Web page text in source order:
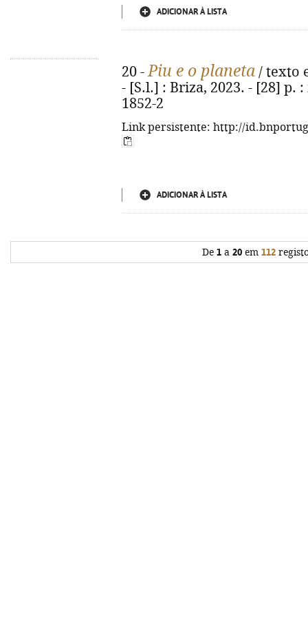
ADICIONAR À LISTA
20 -Piu e o planeta / texto
- [S.l.] : Briza, 2023. - [28] p.
1852-2
Link persistente: http://
ADICIONAR À LISTA
De 1 a 20 em 112